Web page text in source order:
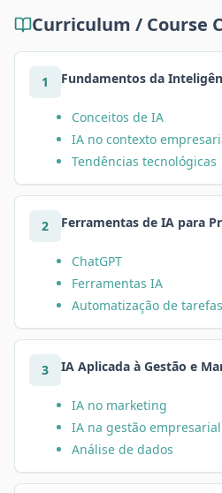
Curriculum / Course
1 Fundamentos da
Conceitos de IA
IA no contexto
Tendências tecnológicas
2 Ferramentas de IA para
ChatGPT
Ferramentas IA
Automatização de tarefas
3 IA Aplicada à Gestão e
IA no marketing
IA na gestão empresarial
Análise de dados